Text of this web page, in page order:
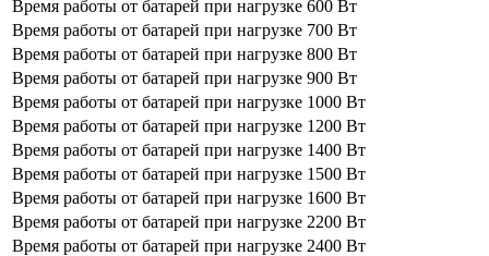
Время работы от батарей при нагрузке 600 Вт
Время работы от батарей при нагрузке 700 Вт
Время работы от батарей при нагрузке 800 Вт
Время работы от батарей при нагрузке 900 Вт
Время работы от батарей при нагрузке 1000 Вт
Время работы от батарей при нагрузке 1200 Вт
Время работы от батарей при нагрузке 1400 Вт
Время работы от батарей при нагрузке 1500 Вт
Время работы от батарей при нагрузке 1600 Вт
Время работы от батарей при нагрузке 2200 Вт
Время работы от батарей при нагрузке 2400 Вт